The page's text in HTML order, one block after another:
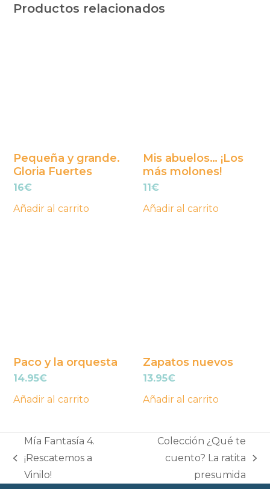
Productos relacionados
Pequeña y grande.
Gloria Fuertes
16€
Añadir al carrito
Mis abuelos… ¡Los
más molones!
11€
Añadir al carrito
Paco y la orquesta
14.95€
Añadir al carrito
Zapatos nuevos
13.95€
Añadir al carrito
previous
post:
Mía Fantasía 4.
¡Rescatemos a
Vinilo!
post:
Colección ¿Qué te
cuento? La ratita
presumida